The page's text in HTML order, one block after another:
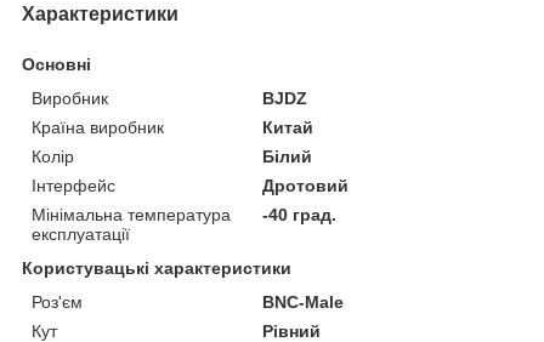
Характеристики
Основні
Виробник
BJDZ
Країна виробник
Китай
Колір
Білий
Інтерфейс
Дротовий
Мінімальна температура
експлуатації
-40 град.
Користувацькі характеристики
Роз'єм
BNC-Male
Кут
Рівний